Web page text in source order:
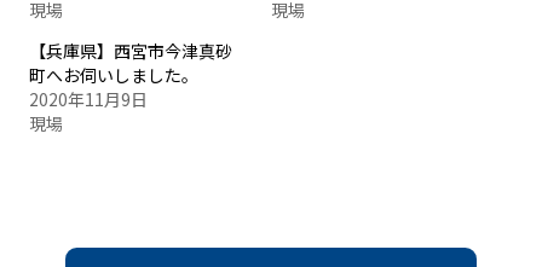
現場
現場
【兵庫県】西宮市今津真砂
町へお伺いしました。
2020年11月9日
現場